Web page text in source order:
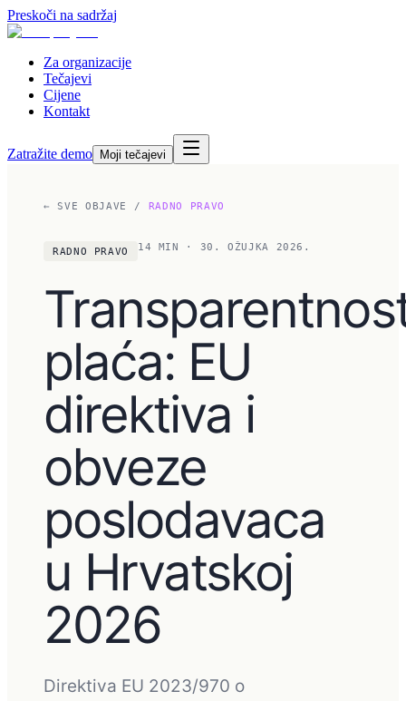
Preskoči na sadržaj
Za organizacije
Tečajevi
Cijene
Kontakt
Zatražite demo Moji tečajevi
← SVE OBJAVE / RADNO PRAVO
RADNO PRAVO 14 MIN · 30. OŽUJKA 2026.
plaća: EU
direktiva i
obveze
poslodavaca
u Hrvatskoj
2026
Direktiva EU 2023/970 o